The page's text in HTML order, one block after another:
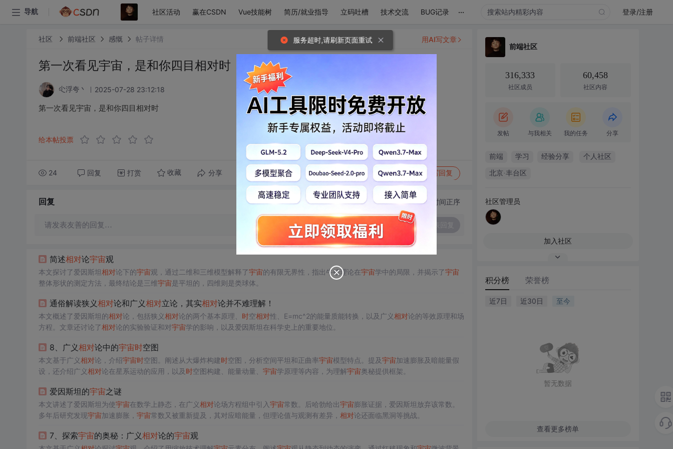
导航 社区活动 赢在CSDN Vue技能树 简历/就业指导 立码吐槽 技术交流 BUG记录 ... 登录/注册
社区 前端社区 感慨 帖子详情
第一次看见宇宙，是和你四目相对时
尐浮夸丶 2025-07-28 23:12:18
第一次看见宇宙，是和你四目相对时
给本帖投票
24 回复 打赏 收藏 分享 转发到动态 举报 写回复
用AI写文章
回复 切换为时间正序
请发表友善的回复…
简述相对论宇宙观
本文探讨了爱因斯坦相对论下的宇宙观，通过二维和三维模型解释了宇宙的有限无界性，指出牛顿理论在宇宙学中的局限，并揭示了宇宙
整体形状的测定方法，最终结论是三维宇宙是平坦的，四维则是类球体。
通俗解读狭义相对论和广义相对立论，其实相对论并不难理解！
本文概述了爱因斯坦的相对论，包括狭义相对论的两个基本原理、 时空相对性、E=mc^2的能量质能转换，以及广义相对论的等效原理和场
方程。文章还讨论了相对论的实验验证和对宇宙学的影响，以及爱因斯坦在科学史上的重要地位。
8、广义相对论中的宇宙时空图
本文基于广义相对论，介绍宇宙时空图。阐述从大爆炸构建时空图，分析空间平坦和正曲率宇宙模型特点。提及宇宙加速膨胀及暗能量假
设，还介绍广义相对论在星系运动的应用，以及 时空图构建、能量动量、 宇宙学原理等内容，为理解宇宙奥秘提供框架。
爱因斯坦的宇宙之谜
本文讲述了爱因斯坦为使宇宙在数学上静态，在广义相对论场方程组中引入宇宙常数。后哈勃给出宇宙膨胀证据，爱因斯坦放弃该常数。
多年后研究发现宇宙加速膨胀， 宇宙常数又被重新提及，其对应暗能量，但理论值与观测有差异， 相对论还面临黑洞等挑战。
7、探索宇宙的奥秘：广义相对论的宇宙观
前端社区
316,333
社区成员
60,458
社区内容
发帖 与我相关 我的任务 分享
前端 学习 经验分享 个人社区
北京·丰台区
社区管理员
加入社区
积分榜 荣誉榜
近7日 近30日 至今
暂无数据
查看更多榜单
服务超时,请刷新页面重试